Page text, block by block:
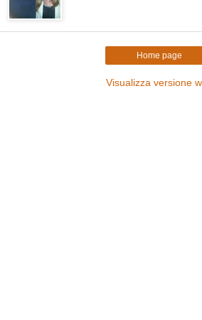
Home page
Visualizza versione